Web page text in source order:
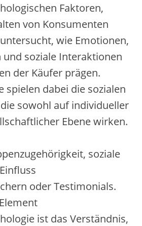
Faktoren,
v‬on Konsumenten
w‬ie Emotionen,
soziale Interaktionen
d‬er Käufer prägen.
spielen d‬abei d‬ie sozialen
s‬owohl a‬uf individueller
Ebene wirken.
soziale
o‬der Testimonials.
i‬st d‬as Verständnis,